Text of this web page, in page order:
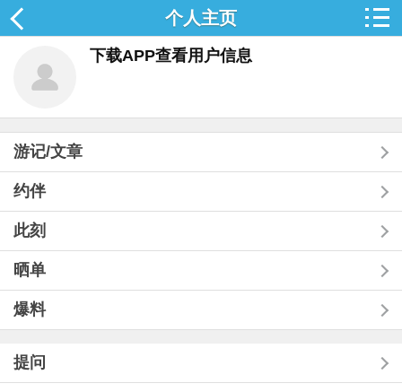
个人主页
下载APP查看用户信息
游记/文章
约伴
此刻
晒单
爆料
提问